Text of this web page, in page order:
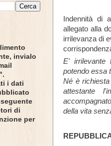
R
B
U
N
A
E
D
I
T
O
N
Indennità di
allegato alla
irrilevanza di
E' irrilevante
potendo essa
Né è
attestante
della vita
invialo
".
i dati
di
per